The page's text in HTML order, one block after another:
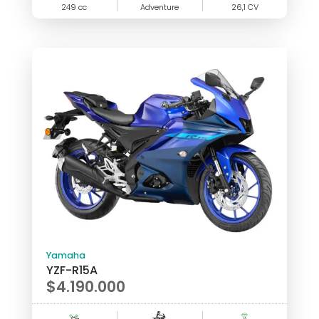
249 cc Adventure 26,1 CV
Yamaha
YZF-R15A
$4.190.000